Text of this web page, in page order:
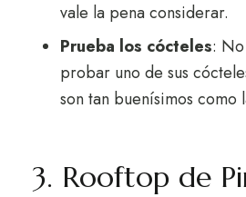
vale la pena considerar.
Prueba los cócteles:
probar uno de sus
son tan buenísimos como
3. Rooftop de